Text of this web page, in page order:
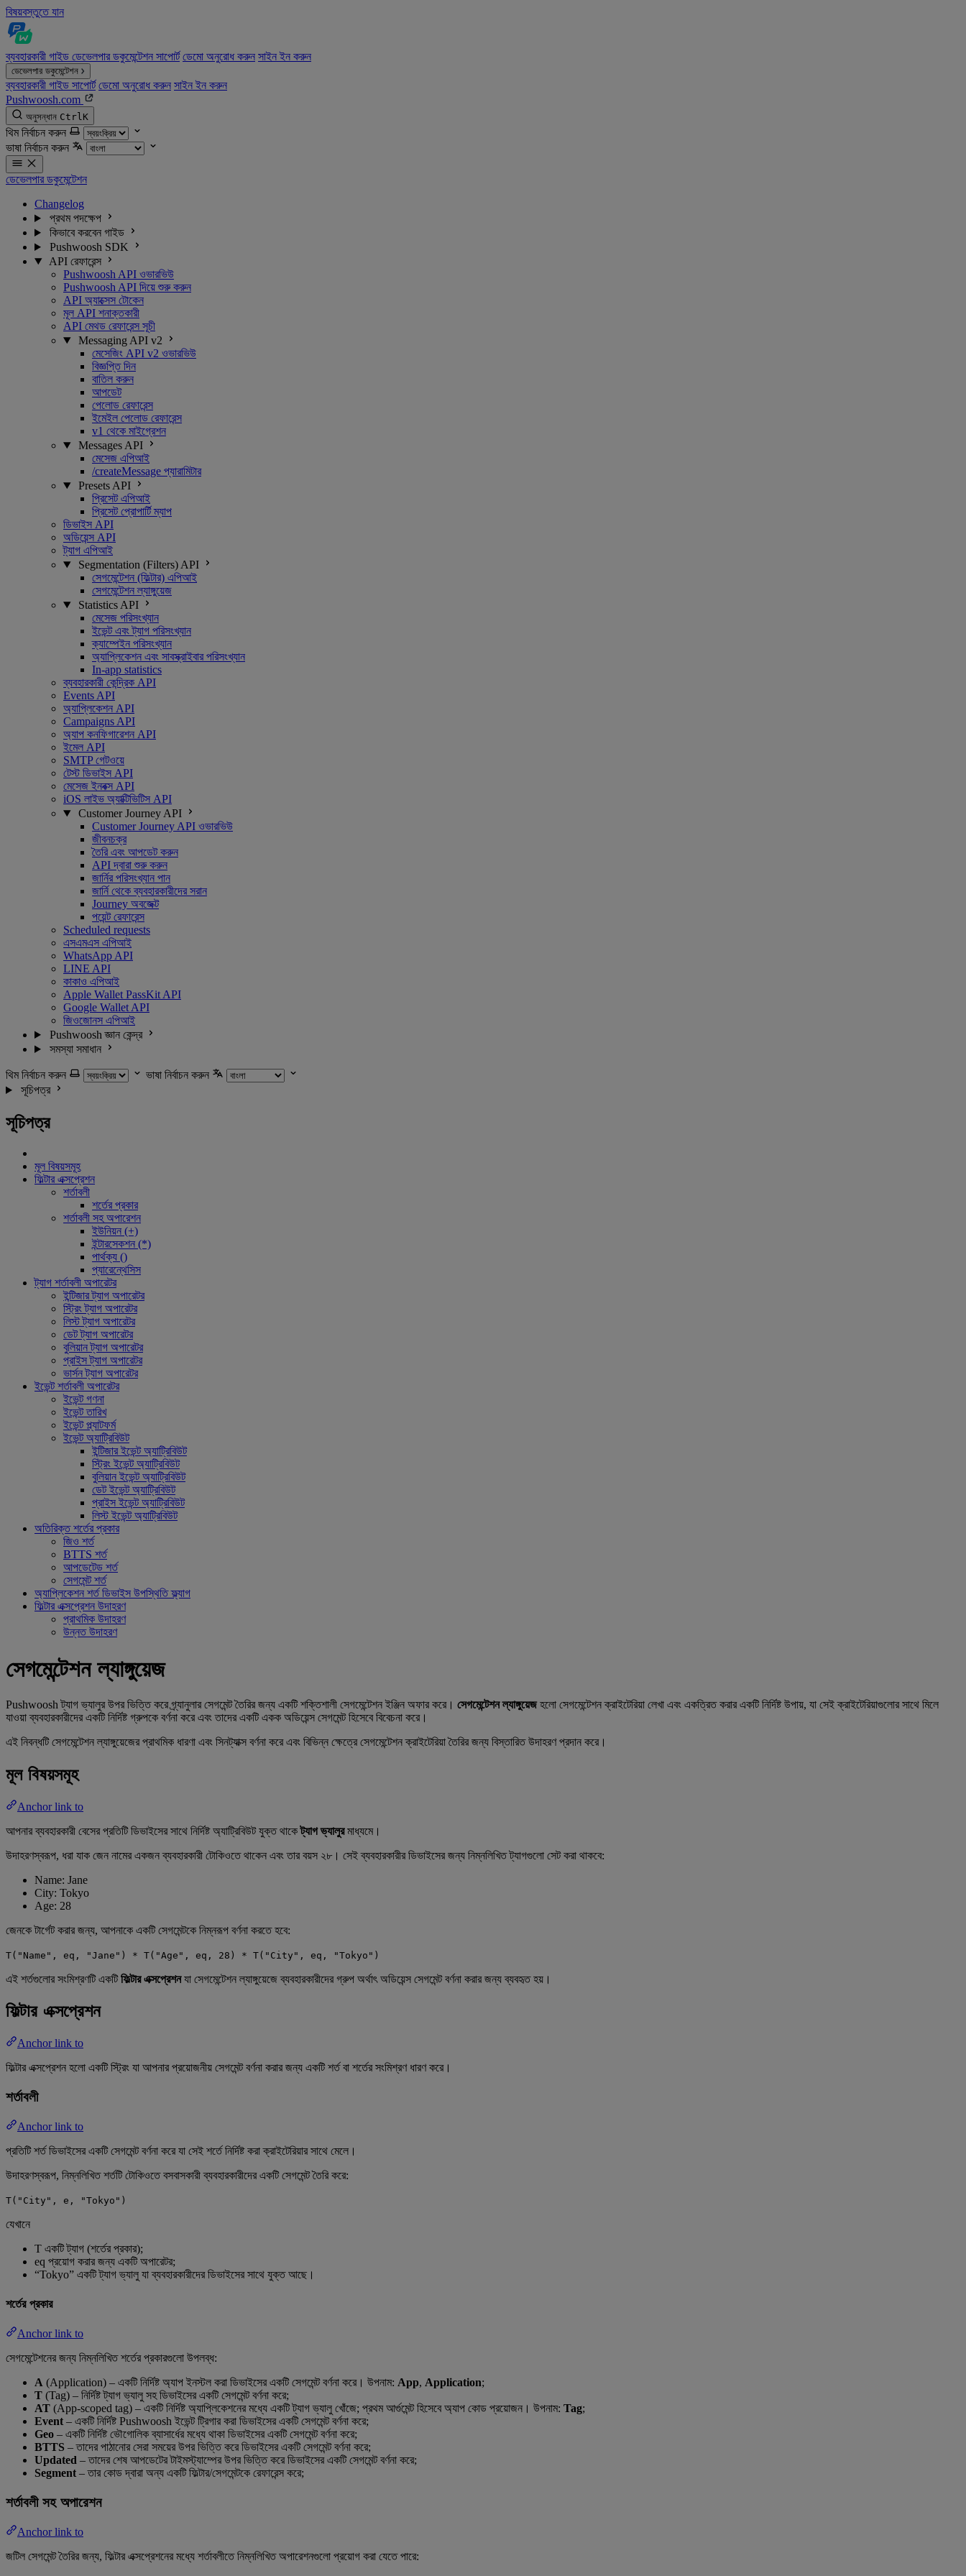
বিষয়বস্তুতে যান
ব্যবহারকারী গাইড ডেভেলপার ডকুমেন্টেশন সাপোর্ট ডেমো অনুরোধ করুন সাইন ইন করুন
ডেভেলপার ডকুমেন্টেশন
ব্যবহারকারী গাইড সাপোর্ট ডেমো অনুরোধ করুন সাইন ইন করুন
Pushwoosh.com
অনুসন্ধান CtrlK
থিম নির্বাচন করুন
ভাষা নির্বাচন করুন
ডেভেলপার ডকুমেন্টেশন
Changelog
প্রথম পদক্ষেপ
কিভাবে করবেন গাইড
Pushwoosh SDK
API রেফারেন্স
Pushwoosh API ওভারভিউ
Pushwoosh API দিয়ে শুরু করুন
API অ্যাক্সেস টোকেন
মূল API শনাক্তকারী
API মেথড রেফারেন্স সূচী
Messaging API v2
মেসেজিং API v2 ওভারভিউ
বিজ্ঞপ্তি দিন
বাতিল করুন
আপডেট
পেলোড রেফারেন্স
ইমেইল পেলোড রেফারেন্স
v1 থেকে মাইগ্রেশন
Messages API
মেসেজ এপিআই
/createMessage প্যারামিটার
Presets API
প্রিসেট এপিআই
প্রিসেট প্রোপার্টি ম্যাপ
ডিভাইস API
অডিয়েন্স API
ট্যাগ এপিআই
Segmentation (Filters) API
সেগমেন্টেশন (ফিল্টার) এপিআই
সেগমেন্টেশন ল্যাঙ্গুয়েজ
Statistics API
মেসেজ পরিসংখ্যান
ইভেন্ট এবং ট্যাগ পরিসংখ্যান
ক্যাম্পেইন পরিসংখ্যান
অ্যাপ্লিকেশন এবং সাবস্ক্রাইবার পরিসংখ্যান
In-app statistics
ব্যবহারকারী কেন্দ্রিক API
Events API
অ্যাপ্লিকেশন API
Campaigns API
অ্যাপ কনফিগারেশন API
ইমেল API
SMTP গেটওয়ে
টেস্ট ডিভাইস API
মেসেজ ইনবক্স API
iOS লাইভ অ্যাক্টিভিটিস API
Customer Journey API
Customer Journey API ওভারভিউ
জীবনচক্র
তৈরি এবং আপডেট করুন
API দ্বারা শুরু করুন
জার্নির পরিসংখ্যান পান
জার্নি থেকে ব্যবহারকারীদের সরান
Journey অবজেক্ট
পয়েন্ট রেফারেন্স
Scheduled requests
এসএমএস এপিআই
WhatsApp API
LINE API
কাকাও এপিআই
Apple Wallet PassKit API
Google Wallet API
জিওজোনস এপিআই
Pushwoosh জ্ঞান কেন্দ্র
সমস্যা সমাধান
থিম নির্বাচন করুন
ভাষা নির্বাচন করুন
সূচিপত্র
সূচিপত্র
মূল বিষয়সমূহ
ফিল্টার এক্সপ্রেশন
শর্তাবলী
শর্তের প্রকার
শর্তাবলী সহ অপারেশন
ইউনিয়ন (+)
ইন্টারসেকশন (*)
পার্থক্য ()
প্যারেন্থেসিস
ট্যাগ শর্তাবলী অপারেটর
ইন্টিজার ট্যাগ অপারেটর
স্ট্রিং ট্যাগ অপারেটর
লিস্ট ট্যাগ অপারেটর
ডেট ট্যাগ অপারেটর
বুলিয়ান ট্যাগ অপারেটর
প্রাইস ট্যাগ অপারেটর
ভার্সন ট্যাগ অপারেটর
ইভেন্ট শর্তাবলী অপারেটর
ইভেন্ট গণনা
ইভেন্ট তারিখ
ইভেন্ট প্ল্যাটফর্ম
ইভেন্ট অ্যাট্রিবিউট
ইন্টিজার ইভেন্ট অ্যাট্রিবিউট
স্ট্রিং ইভেন্ট অ্যাট্রিবিউট
বুলিয়ান ইভেন্ট অ্যাট্রিবিউট
ডেট ইভেন্ট অ্যাট্রিবিউট
প্রাইস ইভেন্ট অ্যাট্রিবিউট
লিস্ট ইভেন্ট অ্যাট্রিবিউট
অতিরিক্ত শর্তের প্রকার
জিও শর্ত
BTTS শর্ত
আপডেটেড শর্ত
সেগমেন্ট শর্ত
অ্যাপ্লিকেশন শর্ত ডিভাইস উপস্থিতি ফ্ল্যাগ
ফিল্টার এক্সপ্রেশন উদাহরণ
প্রাথমিক উদাহরণ
উন্নত উদাহরণ
সেগমেন্টেশন ল্যাঙ্গুয়েজ
Pushwoosh ট্যাগ ভ্যালুর উপর ভিত্তি করে গ্র্যানুলার সেগমেন্ট তৈরির জন্য একটি শক্তিশালী সেগমেন্টেশন ইঞ্জিন অফার করে। সেগমেন্টেশন ল্যাঙ্গুয়েজহলো সেগমেন্টেশন ক্রাইটেরিয়া লেখা এবং একত্রিত করার একটি নির্দিষ্ট উপায়, যা সেই ক্রাইটেরিয়াগুলোর সাথে মিলে
যাওয়া ব্যবহারকারীদের একটি নির্দিষ্ট গ্রুপকে বর্ণনা করে এবং তাদের একটি একক অডিয়েন্স সেগমেন্ট হিসেবে বিবেচনা করে।
এই নিবন্ধটি সেগমেন্টেশন ল্যাঙ্গুয়েজের প্রাথমিক ধারণা এবং সিনট্যাক্স বর্ণনা করে এবং বিভিন্ন ক্ষেত্রে সেগমেন্টেশন ক্রাইটেরিয়া তৈরির জন্য বিস্তারিত উদাহরণ প্রদান করে।
মূল বিষয়সমূহ
Anchor link to
আপনার ব্যবহারকারী বেসের প্রতিটি ডিভাইসের সাথে নির্দিষ্ট অ্যাট্রিবিউট যুক্ত থাকেট্যাগ ভ্যালুরমাধ্যমে।
উদাহরণস্বরূপ, ধরা যাক জেন নামের একজন ব্যবহারকারী টোকিওতে থাকেন এবং তার বয়স ২৮। সেই ব্যবহারকারীর ডিভাইসের জন্য নিম্নলিখিত ট্যাগগুলো সেট করা থাকবে:
Name: Jane
City: Tokyo
Age: 28
জেনকে টার্গেট করার জন্য, আপনাকে একটি সেগমেন্টকে নিম্নরূপ বর্ণনা করতে হবে:
T("Name", eq, "Jane") * T("Age", eq, 28) * T("City", eq, "Tokyo")
এই শর্তগুলোর সংমিশ্রণটি একটিফিল্টার এক্সপ্রেশনযা সেগমেন্টেশন ল্যাঙ্গুয়েজে ব্যবহারকারীদের গ্রুপ অর্থাৎ অডিয়েন্স সেগমেন্ট বর্ণনা করার জন্য ব্যবহৃত হয়।
ফিল্টার এক্সপ্রেশন
Anchor link to
ফিল্টার এক্সপ্রেশন হলো একটি স্ট্রিং যা আপনার প্রয়োজনীয় সেগমেন্ট বর্ণনা করার জন্য একটি শর্ত বা শর্তের সংমিশ্রণ ধারণ করে।
শর্তাবলী
Anchor link to
প্রতিটি শর্ত ডিভাইসের একটি সেগমেন্ট বর্ণনা করে যা সেই শর্তে নির্দিষ্ট করা ক্রাইটেরিয়ার সাথে মেলে।
উদাহরণস্বরূপ, নিম্নলিখিত শর্তটি টোকিওতে বসবাসকারী ব্যবহারকারীদের একটি সেগমেন্ট তৈরি করে:
T("City", e, "Tokyo")
যেখানে
T একটি ট্যাগ (শর্তের প্রকার);
eq প্রয়োগ করার জন্য একটি অপারেটর;
“Tokyo” একটি ট্যাগ ভ্যালু যা ব্যবহারকারীদের ডিভাইসের সাথে যুক্ত আছে।
শর্তের প্রকার
Anchor link to
সেগমেন্টেশনের জন্য নিম্নলিখিত শর্তের প্রকারগুলো উপলব্ধ:
A (Application) – একটি নির্দিষ্ট অ্যাপ ইনস্টল করা ডিভাইসের একটি সেগমেন্ট বর্ণনা করে। উপনাম: App, Application;
T (Tag) – নির্দিষ্ট ট্যাগ ভ্যালু সহ ডিভাইসের একটি সেগমেন্ট বর্ণনা করে;
AT (App-scoped tag) – একটি নির্দিষ্ট অ্যাপ্লিকেশনের মধ্যে একটি ট্যাগ ভ্যালু খোঁজে; প্রথম আর্গুমেন্ট হিসেবে অ্যাপ কোড প্রয়োজন। উপনাম: Tag;
Event – একটি নির্দিষ্ট Pushwoosh ইভেন্ট ট্রিগার করা ডিভাইসের একটি সেগমেন্ট বর্ণনা করে;
Geo – একটি নির্দিষ্ট ভৌগোলিক ব্যাসার্ধের মধ্যে থাকা ডিভাইসের একটি সেগমেন্ট বর্ণনা করে;
BTTS – তাদের পাঠানোর সেরা সময়ের উপর ভিত্তি করে ডিভাইসের একটি সেগমেন্ট বর্ণনা করে;
Updated – তাদের শেষ আপডেটের টাইমস্ট্যাম্পের উপর ভিত্তি করে ডিভাইসের একটি সেগমেন্ট বর্ণনা করে;
Segment – তার কোড দ্বারা অন্য একটি ফিল্টার/সেগমেন্টকে রেফারেন্স করে;
শর্তাবলী সহ অপারেশন
Anchor link to
জটিল সেগমেন্ট তৈরির জন্য, ফিল্টার এক্সপ্রেশনের মধ্যে শর্তাবলীতে নিম্নলিখিত অপারেশনগুলো প্রয়োগ করা যেতে পারে: